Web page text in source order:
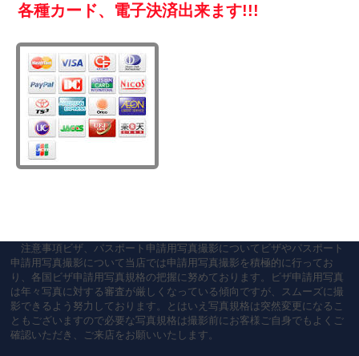
各種カード、電子決済出来ます!!!
注意事項ビザ、パスポート申請用写真撮影についてビザやパスポート
申請用写真撮影について当店では申請用写真撮影を積極的に行ってお
り、各国ビザ申請用写真規格の把握に努めております。ビザ申請用写真
は年々写真に対する審査が厳しくなっている傾向ですが、スムーズに撮
影できるよう努力しております。とはいえ写真規格は突然変更になるこ
ともございますので必要な写真規格は撮影前にお客様ご自身でもよくご
確認いただき、ご来店をお願いいたします。